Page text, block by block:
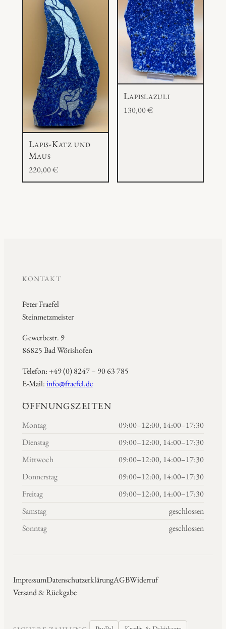
Lapis-Katz und
Maus
220,00€
Lapislazuli
130,00€
KONTAKT
Peter Fraefel
Steinmetzmeister
Gewerbestr. 9
86825 Bad Wörishofen
Telefon: +49 (0) 8247 – 90 63 785
E-Mail:info@fraefel.de
ÖFFNUNGSZEITEN
Montag
09:00–12:00, 14:00–17:30
Dienstag
09:00–12:00, 14:00–17:30
Mittwoch
09:00–12:00, 14:00–17:30
Donnerstag
09:00–12:00, 14:00–17:30
Freitag
09:00–12:00, 14:00–17:30
Samstag
geschlossen
Sonntag
geschlossen
ImpressumDatenschutzerklärungAGBWiderruf
Versand & Rückgabe